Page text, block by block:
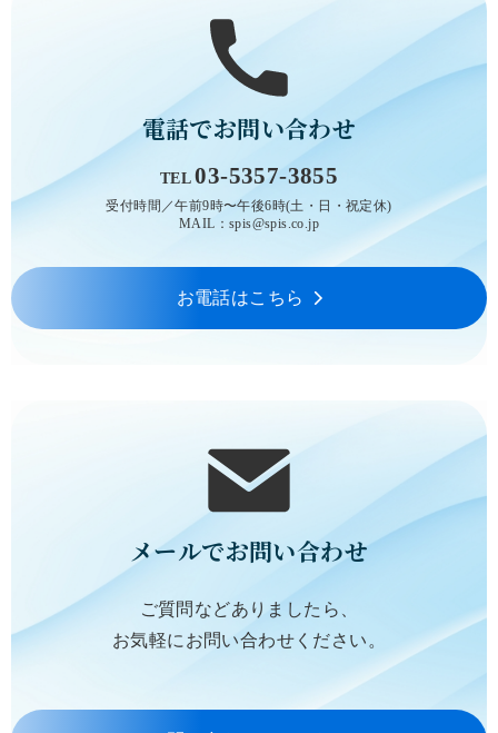
電話でお問い合わせ
TEL03-5357-3855
受付時間／午前9時〜午後6時(土・日・祝定休)
MAIL：spis@spis.co.jp
お電話はこちら
メールでお問い合わせ
ご質問などありましたら、
お気軽にお問い合わせください。